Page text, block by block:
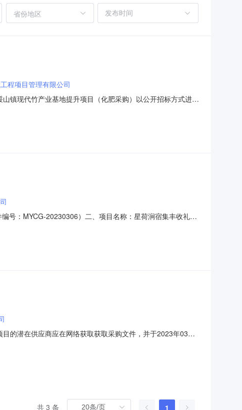
省份地区
程项目管理有限公司
镇现代竹产业基地提升项目（化肥采购）以公开招标方式进行
公司二、资金来源：财政资金三、项目概况与招标范围：1、
号：MYCG-20230306）二、项目名称：星荷涧宿集丰收礼展
2层房屋一栋，建筑面积约300平方米；施工图纸和清单范围
的潜在供应商应在网络获取获取采购文件，并于2023年03月
合同履行期限：45个日历天。本项目(不接受)联合体投标。
共 3 条 1